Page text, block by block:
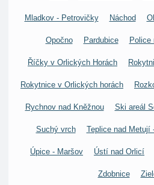
Mladkov - Petrovičky Náchod
Opočno Pardubice Police
Říčky v Orlických Horách
Rokytnice v Orlických horách
Rychnov nad Kněžnou Ski areál
Suchý vrch Teplice nad Metují
Úpice - Maršov Ústí nad Orlicí
Zdobnice